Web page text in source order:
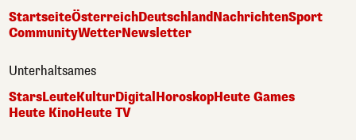
StartseiteÖsterreichDeutschlandNachrichtenSport
CommunityWetterNewsletter
Unterhaltsames
StarsLeuteKulturDigital HoroskopHeute Games
Heute KinoHeute TV